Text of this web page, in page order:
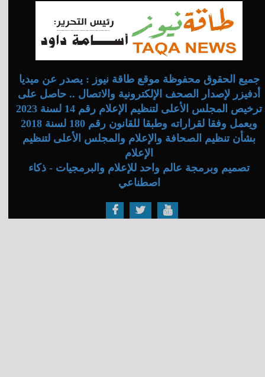
جميع الحقوق محفوظة موقع طاقة نيوز : يصدر عن ميديا
أدفيزر لإصدار الصحف الإلكترونية والاتصال .. حاصل على
ترخيص المجلس الأعلى لتنظيم الإعلام رقم 14 لسنة 2023
ويعمل وفقا لقراراته وطبقا للقانون رقم 180 لسنة 2018
بشأن تنظيم الصحافة والإعلام والمجلس الأعلى لتنظيم
الإعلام
تصميم وبرمجة عالم واحد للإعلام والبرمجيات - ذكاء
اصطناعي